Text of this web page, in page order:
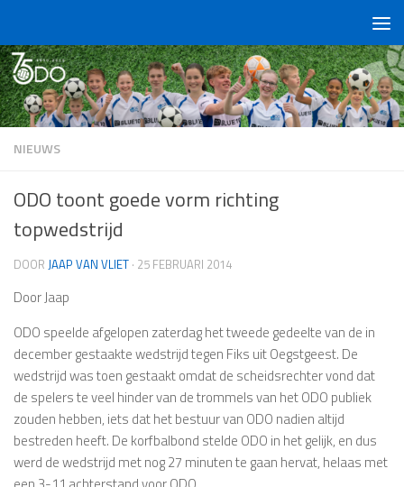
NIEUWS
ODO toont goede vorm richting
topwedstrijd
DOOR JAAP VAN VLIET · 25 FEBRUARI 2014
Door Jaap
ODO speelde afgelopen zaterdag het tweede gedeelte van de in
december gestaakte wedstrijd tegen Fiks uit Oegstgeest. De
wedstrijd was toen gestaakt omdat de scheidsrechter vond dat
de spelers te veel hinder van de trommels van het ODO publiek
zouden hebben, iets dat het bestuur van ODO nadien altijd
bestreden heeft. De korfbalbond stelde ODO in het gelijk, en dus
werd de wedstrijd met nog 27 minuten te gaan hervat, helaas met